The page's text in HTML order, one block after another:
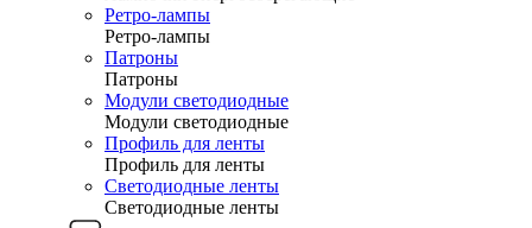
Ретро-лампы
Ретро-лампы
Патроны
Патроны
Модули светодиодные
Модули светодиодные
Профиль для ленты
Профиль для ленты
Светодиодные ленты
Светодиодные ленты